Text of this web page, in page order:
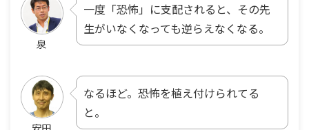
泉
一度「恐怖」に支配されると、その先
生がいなくなっても逆らえなくなる。
なるほど。恐怖を植え付けられてる
と。